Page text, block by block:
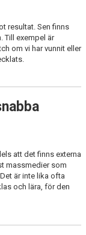
resultat. Sen finns
Till exempel är
om vi har vunnit eller
att det finns externa
massmedier som
är inte lika ofta
och lära, för den